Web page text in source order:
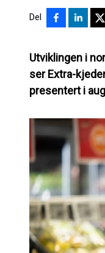
Del
Utviklingen i
ser Extra-
presentert i